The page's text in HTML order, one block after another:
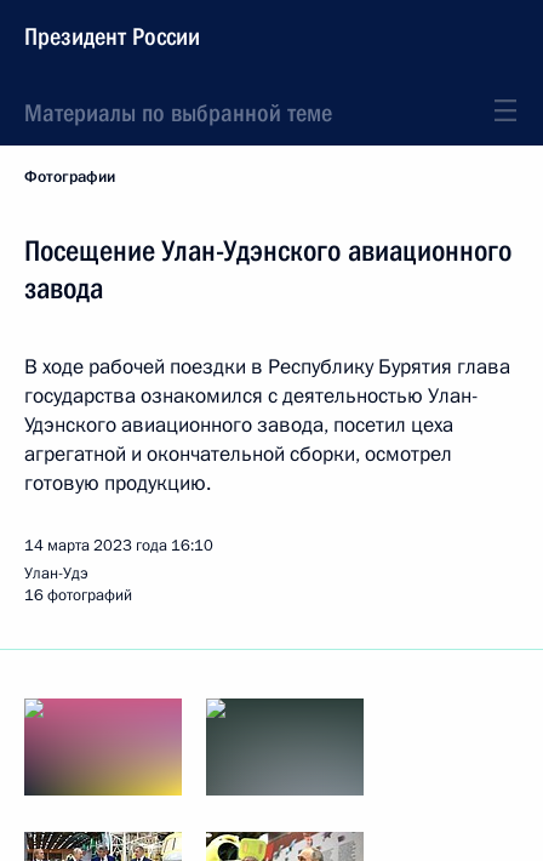
Президент России
Материалы по выбранной теме
Фотографии
Посещение Улан-Удэнского авиационного
завода
В ходе рабочей поездки в Республику Бурятия глава
государства ознакомился с деятельностью Улан-
Удэнского авиационного завода, посетил цеха
агрегатной и окончательной сборки, осмотрел
готовую продукцию.
14 марта 2023 года 16:10
Улан-Удэ
16 фотографий